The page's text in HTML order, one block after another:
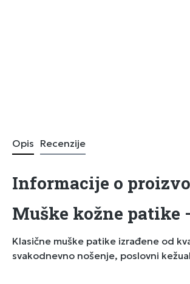
Opis Recenzije
Informacije o
Muške kožne patike
Klasične muške patike izrađene od kvalitetne prirodne kože u crnoj boji. Niski
svakodnevno nošenje, poslovni